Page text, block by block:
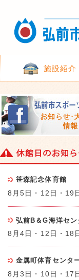
施設紹介
笹森記念体育館
8月5日・12日・19
弘前B＆G海洋セン
8月4日・12日・18
金属町体育センタ
8月3日・10日・17